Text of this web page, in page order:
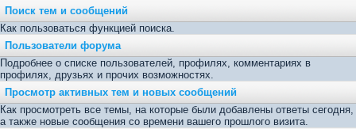
Поиск тем и сообщений
Как пользоваться функцией поиска.
Пользователи форума
Подробнее о списке пользователей, профилях, комментариях в
профилях, друзьях и прочих возможностях.
Просмотр активных тем и новых сообщений
Как просмотреть все темы, на которые были добавлены ответы сегодня,
а также новые сообщения со времени вашего прошлого визита.